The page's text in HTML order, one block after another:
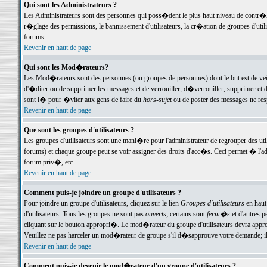
Qui sont les Administrateurs ?
Les Administrateurs sont des personnes qui poss�dent le plus haut niveau de
r�glage des permissions, le bannissement d'utilisateurs, la cr�ation de groupes
forums.
Revenir en haut de page
Qui sont les Mod�rateurs?
Les Mod�rateurs sont des personnes (ou groupes de personnes) dont le but est de
d'�diter ou de supprimer les messages et de verrouiller, d�verrouiller, supprimer
sont l� pour �viter aux gens de faire du hors-sujetou de poster des messages ne
Revenir en haut de page
Que sont les groupes d'utilisateurs ?
Les groupes d'utilisateurs sont une mani�re pour l'administrateur de regrouper des
forums) et chaque groupe peut se voir assigner des droits d'acc�s. Ceci permet
forum priv�, etc.
Revenir en haut de page
Comment puis-je joindre un groupe d'utilisateurs ?
Pour joindre un groupe d'utilisateurs, cliquez sur le lien Groupes d'utilisateursen haut
d'utilisateurs. Tous les groupes ne sont pas ouverts; certains sontferm�set d'autres
cliquant sur le bouton appropri�. Le mod�rateur du groupe d'utilisateurs devra
Veuillez ne pas harceler un mod�rateur de groupe s'il d�sapprouve votre demande;
Revenir en haut de page